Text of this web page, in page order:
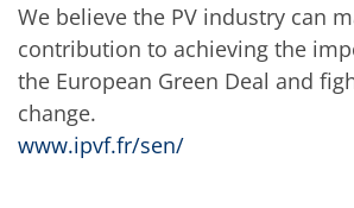
FluidJet - 金属剥离
SiEtch - KOH 蚀刻
蚀刻
纹理化腐蚀
电镀
晶圆剥离
创新
We believe the PV industry can
contribution to achieving the
the European Green Deal and
change.
www.ipvf.fr/sen/